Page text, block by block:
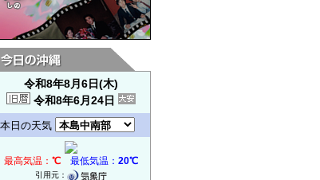
令和8年8月6日(木)
令和8年6月24日
本日の天気
最高気温： ℃ 最低気温： 20℃
引用元：